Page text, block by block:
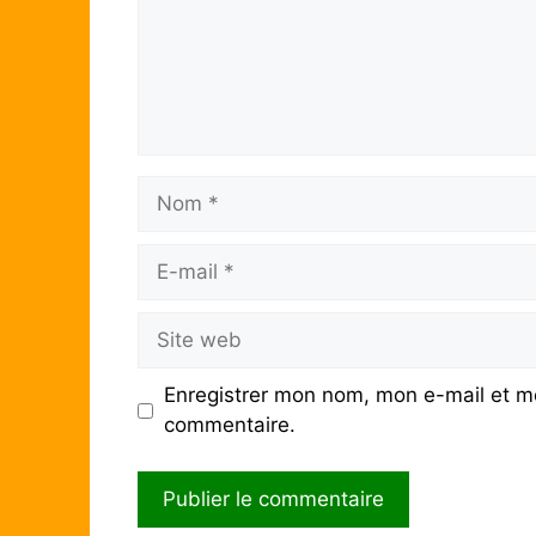
Nom
Site
web
Enregistrer mon nom, mon e-mail et
commentaire.